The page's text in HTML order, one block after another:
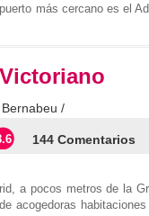
más cercano es el
/
144 Comentarios
a pocos metros de la
acogedoras